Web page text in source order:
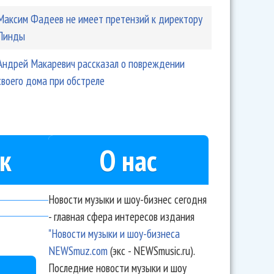
Фадеев не имеет претензий к директору
Макаревич рассказал о повреждении
дома при обстреле
О нас
Новости музыки и шоу-бизнес сегодня
- главная сфера интересов издания
"Новости музыки и шоу-бизнеса
NEWSmuz.com(экс - NEWSmusic.ru).
Последние новости музыки и шоу